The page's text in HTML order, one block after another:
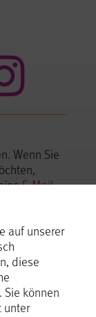
Wenn Sie
E-Mail
alb.de
auf unserer
diese
können
unter